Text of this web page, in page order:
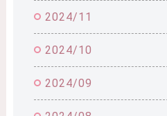
2024/11
2024/10
2024/09